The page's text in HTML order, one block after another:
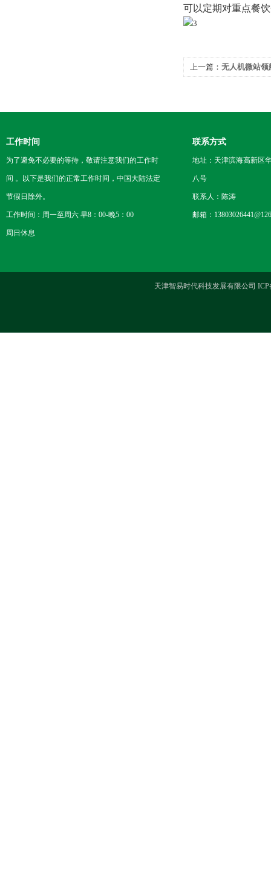
可以定期对重点餐
上一篇： 无人机微站领
工作时间
为了避免不必要的等待，敬请注意我们的工作时
间 。以下是我们的正常工作时间，中国大陆法定
节假日除外。
工作时间：周一至周六 早8：00-晚5：00
周日休息
联系方式
地址：天津滨海高新区
八号
联系人：陈涛
邮箱：
天津智易时代科技发展有限公司 ICP